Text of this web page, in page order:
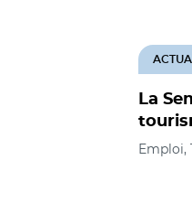
La
Emploi,